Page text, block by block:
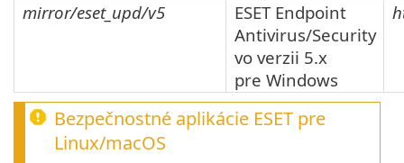
mirror/eset_upd/v5
ESET Endpoint
Antivirus/Security
vo verzii 5.x
pre Windows
Bezpečnostné aplikácie ESET pre
Linux/macOS